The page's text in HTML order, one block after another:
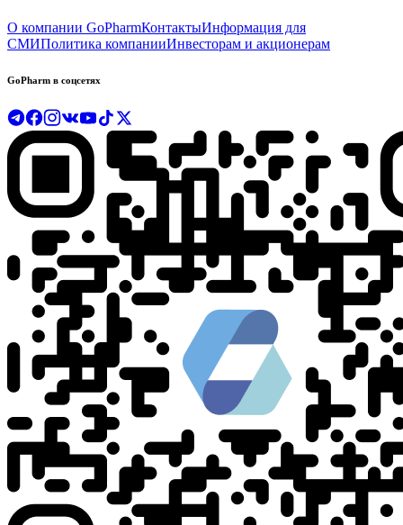
О компании GoPharmКонтактыИнформация для
СМИПолитика компанииИнвесторам и акционерам
GoPharm в соцсетях